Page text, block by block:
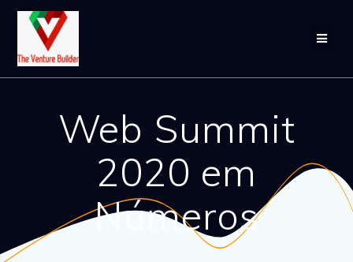
Web Summit
2020 em
Números